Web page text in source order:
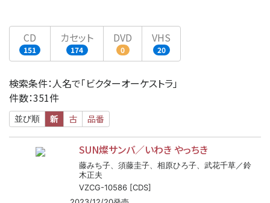
CD
151
カセット
174
DVD
0
VHS
20
検索条件：人名で「ビクターオーケストラ」
件数：351件
並び順 新 古 品番
SUN燦サンバ／いわき やっちき
藤みち子、須藤圭子、相原ひろ子、武花千草／鈴
木正夫
VZCG-10586 [CDS]